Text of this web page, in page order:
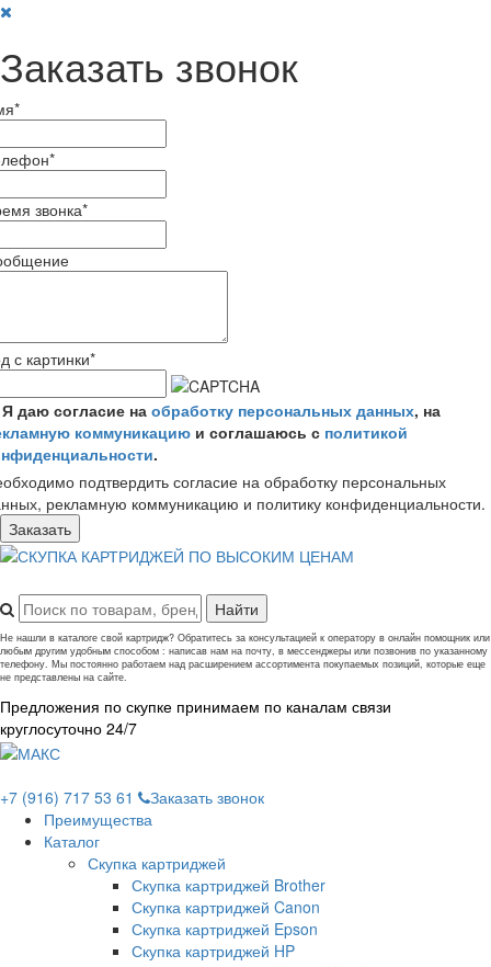
Заказать звонок
*
*
звонка*
с картинки*
Я даю согласие на обработку персональных данных, на
коммуникацию и соглашаюсь с политикой
.
подтвердить согласие на обработку персональных
рекламную коммуникацию и политику конфиденциальности.
Заказать
Не нашли в каталоге свой картридж? Обратитесь за консультацией к оператору в онлайн помощник или
любым другим удобным способом : написав нам на почту, в мессенджеры или позвонив по указанному
телефону. Мы постоянно работаем над расширением ассортимента покупаемых позиций, которые еще
не представлены на сайте.
Предложения по скупке принимаем по каналам связи
круглосуточно 24/7
+7 (916) 717 53 61
Заказать звонок
Преимущества
Каталог
Скупка картриджей
Скупка картриджей Brother
Скупка картриджей Canon
Скупка картриджей Epson
Скупка картриджей HP